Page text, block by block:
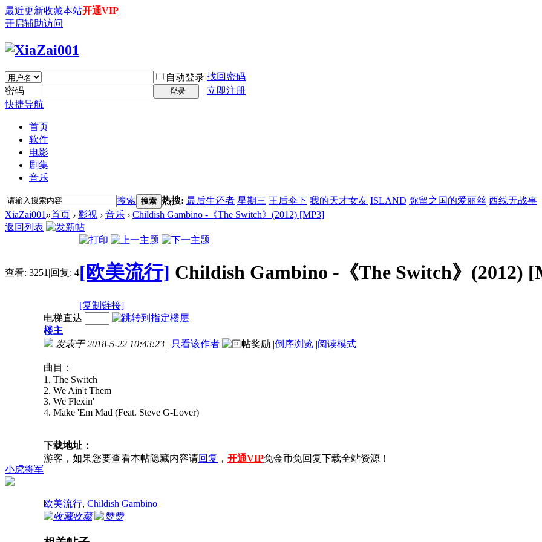
最近更新收藏本站开通VIP
开启辅助访问
自动登录 找回密码
密码
登录
立即注册
快捷导航
首页
软件
电影
剧集
音乐
搜索 搜索 热搜: 最后生还者 星期三 王后伞下 我的天才女友 ISLAND 弥留之国的爱丽丝 西线无战事
XiaZai001 »首页 › 影视 › 音乐 › Childish Gambino -《The Switch》(2012) [MP3]
返回列表
查看: 3251 |回复: 4[欧美流行] Childish Gambino -《The Switch》(2012)
[复制链接]
小虎将军
电梯直达
楼主
发表于 2018-5-22 10:43:23 | 只看该作者 |倒序浏览 |阅读模式
曲目：
1. The Switch
2. We Ain't Them
3. We Flexin'
4. Make 'Em Mad (Feat. Steve G-Lover)
下载地址：
游客，如果您要查看本帖隐藏内容请回复 ， 开通VIP免金币免回复下载全站资源！
欧美流行, Childish Gambino
收藏
赞